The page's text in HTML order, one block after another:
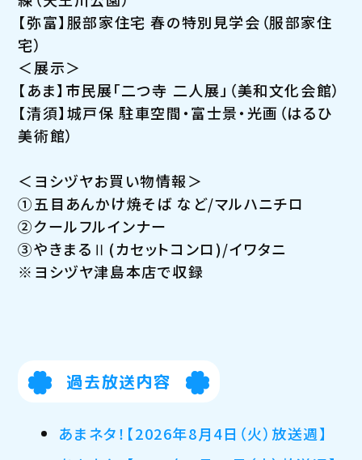
【弥富】服部家住宅 春の特別見学会（服部家住
宅）
＜展示＞
【あま】市民展「二つ寺 二人展」（美和文化会館）
【清須】城戸保 駐車空間・富士景・光画（はるひ
美術館）
＜ヨシヅヤお買い物情報＞
①五目あんかけ焼そば など/マルハニチロ
②クールフルインナー
③やきまるⅡ(カセットコンロ)/イワタニ
※ヨシヅヤ津島本店で収録
過去放送内容
あまネタ！【2026年8月4日（火）放送週】